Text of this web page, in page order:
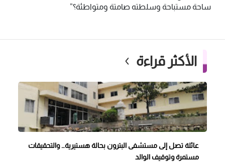
ساحة مستباحة وسلطته صامتة ومتواطئة؟”
الأكثر قراءة
عائلة تصل إلى مستشفى البترون بحالة هستيرية… والتحقيقات
مستمرة وتوقيف الوالد